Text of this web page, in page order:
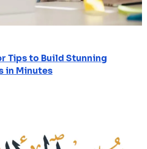
Tips to Build Stunning
in Minutes